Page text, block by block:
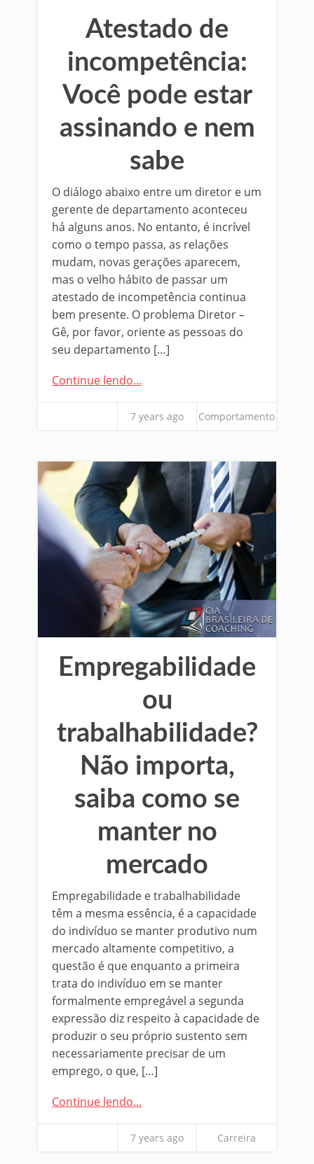
Atestado de
incompetência:
Você pode estar
assinando e nem
sabe
O diálogo abaixo entre um diretor e um
gerente de departamento aconteceu
há alguns anos. No entanto, é incrível
como o tempo passa, as relações
mudam, novas gerações aparecem,
mas o velho hábito de passar um
atestado de incompetência continua
bem presente. O problema Diretor –
Gê, por favor, oriente as pessoas do
seu departamento […]
Continue lendo...
7 years ago Comportamento
Empregabilidade
ou
trabalhabilidade?
Não importa,
saiba como se
manter no
mercado
Empregabilidade e trabalhabilidade
têm a mesma essência, é a capacidade
do indivíduo se manter produtivo num
mercado altamente competitivo, a
questão é que enquanto a primeira
trata do indivíduo em se manter
formalmente empregável a segunda
expressão diz respeito à capacidade de
produzir o seu próprio sustento sem
necessariamente precisar de um
emprego, o que, […]
Continue lendo...
7 years ago Carreira